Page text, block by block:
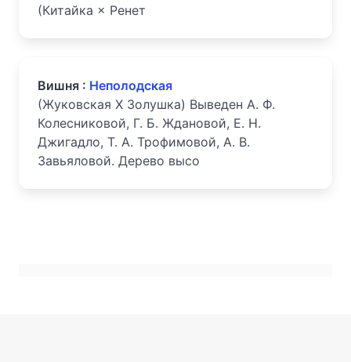
(Китайка × Ренет
Вишня : Неполодская
(Жуковская X Золушка) Выведен А. Ф.
Колесниковой, Г. Б. Ждановой, Е. Н.
Джигадло, Т. А. Трофимовой, А. В.
Завьяловой. Дерево высо